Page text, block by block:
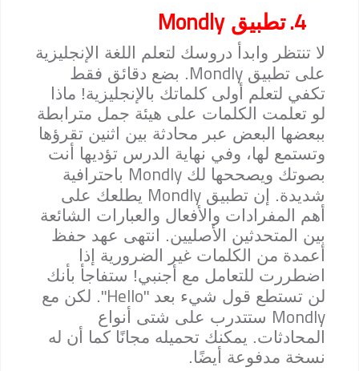
4. تطبيقMondly
لا تنتظر وابدأ دروسك لتعلم اللغة الإنجليزية
على تطبيق Mondly. بضع دقائق فقط
تكفي لتعلم أولى كلماتك بالإنجليزية! ماذا
لو تعلمت الكلمات على هيئة جمل مترابطة
ببعضها البعض عبر محادثة بين اثنين تقرؤها
وتستمع لها، وفي نهاية الدرس تؤديها أنت
بصوتك ويصححها لك Mondly باحترافية
شديدة. إن تطبيق Mondly يطلعك على
أهم المفرادات والأفعال والعبارات الشائعة
بين المتحدثين الأصليين. انتهى عهد حفظ
أعمدة من الكلمات غير الضرورية إذا
اضطررت للتعامل مع أجنبي! ستفاجأ بأنك
لن تستطع قول شيء بعد "Hello". لكن مع
Mondly ستتدرب على شتى أنواع
المحادثات. يمكنك تحميله مجانًا كما أن له
نسخة مدفوعة أيضًا.